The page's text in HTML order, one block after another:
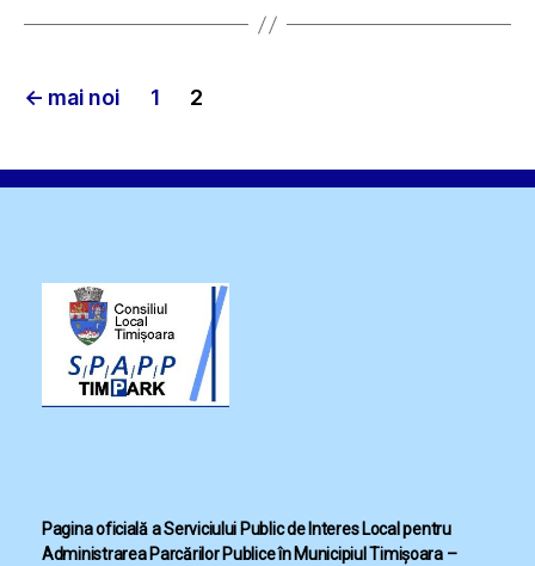
Paginație
← mai noi 1 2
Pagina oficială a Serviciului Public de Interes Local pentru
Administrarea Parcărilor Publice în Municipiul Timișoara –